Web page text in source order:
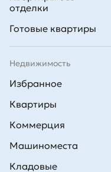
отделки
Готовые квартиры
Недвижимость
Избранное
Квартиры
Коммерция
Машиноместа
Кладовые